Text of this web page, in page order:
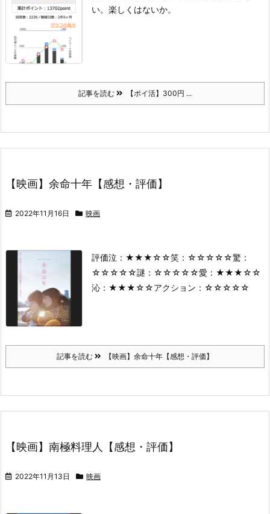
い。 楽しくはないか。
記事を読む 【ポイ活】300円 ...
【映画】余命十年【感想・評価】
2022年11月16日 映画
評価泣：★★★☆☆笑：☆☆☆☆☆驚：
☆☆☆☆☆謎：☆☆☆☆☆愛：★★★☆☆
沁：★★★☆☆アクション：☆☆☆☆☆
記事を読む 【映画】余命十年【感想・評価】
【映画】南極料理人【感想・評価】
2022年11月13日 映画